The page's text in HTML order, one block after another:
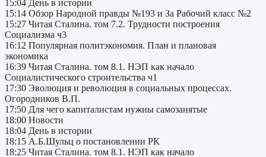
15:04 День в истории
15:14 Обзор Народной правды №193 и За Рабочий класс №2
15:27 Читая Сталина. том 7.2. Трудности построения
Социализма ч3
16:12 Популярная политэкономия. План и плановая
экономика
16:39 Читая Сталина. том 8.1. НЭП как начало
Социалистического строительства ч1
17:30 Эволюция и революция в социальных процессах.
Огородников В.П.
17:50 Для чего капиталистам нужны самозанятые
18:00 Новости
18:04 День в истории
18:15 А.Б.Шульц о постановлении РК
18:25 Читая Сталина. том 8.1. НЭП как начало